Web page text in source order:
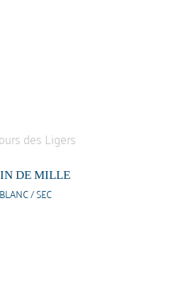
DE MILLE
/ SEC